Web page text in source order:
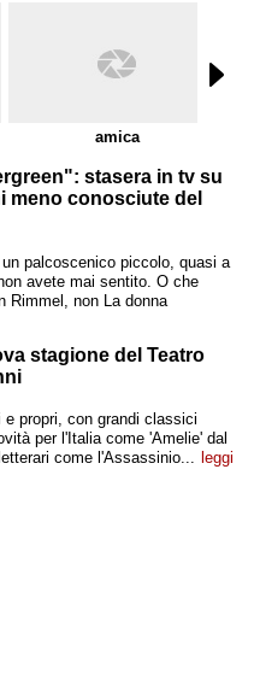
amica
stasera in tv su
meno conosciute del
palcoscenico piccolo, quasi a
avete mai sentito. O che
Rimmel, non La donna
stagione del Teatro
propri, con grandi classici
per l'Italia come 'Amelie' dal
come l'Assassinio... leggi